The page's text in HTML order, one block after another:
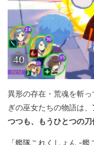
異形の存在・荒魂を斬
ぎの巫女たちの物語は、
つつも、もうひとつの
「艦隊これくしょん -艦